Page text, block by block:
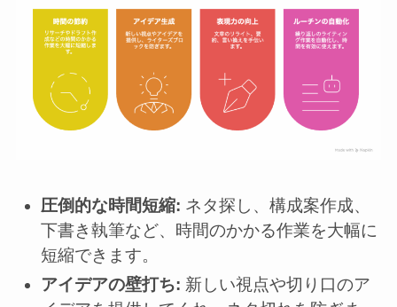
圧倒的な時間短縮: ネタ探し、構成案作成、
下書き執筆など、時間のかかる作業を大幅に
短縮できます。
アイデアの壁打ち: 新しい視点や切り口のア